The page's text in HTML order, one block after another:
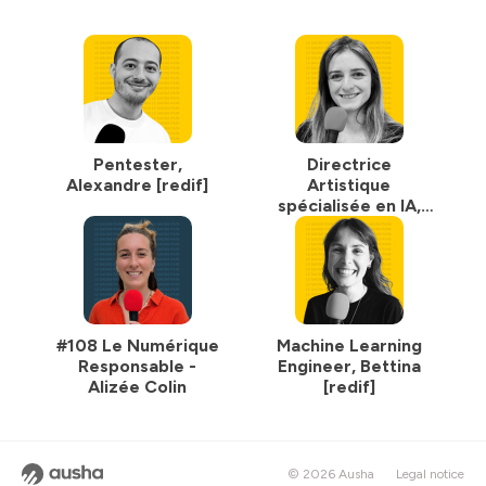
Pentester,
Alexandre [redif]
Directrice
Artistique
spécialisée en IA,
Joséphine [redif]
#108 Le Numérique
Responsable -
Alizée Colin
Machine Learning
Engineer, Bettina
[redif]
© 2026 Ausha Legal notice